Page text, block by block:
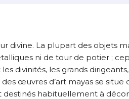
divine. La plupart des objets
ni de tour de potier ;
divinités, les grands
œuvres d’art mayas se situe
destinés habituellement à